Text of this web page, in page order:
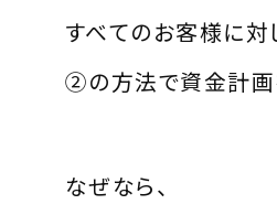
すべてのお客様に対
②の方法で資金計画
なぜなら、